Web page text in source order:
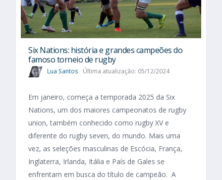
Six Nations​: história e grandes campeões do
famoso torneio de rugby
Lua Santos Última atualização: 05/12/2024
Em janeiro, começa a temporada 2025 da Six
Nations, um dos maiores campeonatos de rugby
union, também conhecido como rugby XV e
diferente do rugby seven, do mundo. Mais uma
vez, as seleções masculinas de Escócia, França,
Inglaterra, Irlanda, Itália e País de Gales se
enfrentam em busca do título de campeão. A